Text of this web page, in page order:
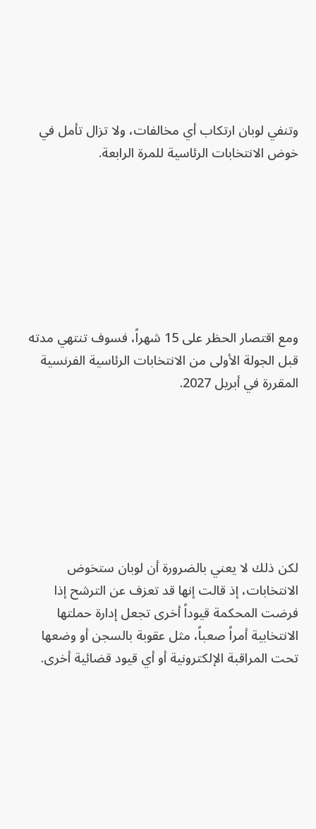
وتنفي لوبان ارتكاب أي مخالفات، ولا تزال تأمل في
خوض الانتخابات الرئاسية للمرة الرابعة.
ومع اقتصار الحظر على 15 شهراً، فسوف تنتهي مدته
قبل الجولة الأولى من الانتخابات الرئاسية الفرنسية
المقررة في أبريل 2027.
لكن ذلك لا يعني بالضرورة أن لوبان ستخوض
الانتخابات، إذ قالت إنها قد تعزف عن الترشح إذا
فرضت المحكمة قيوداً أخرى تجعل إدارة حملتها
الانتخابية أمراً صعباً، مثل عقوبة بالسجن أو وضعها
تحت المراقبة الإلكترونية أو أي قيود قضائية أخرى.